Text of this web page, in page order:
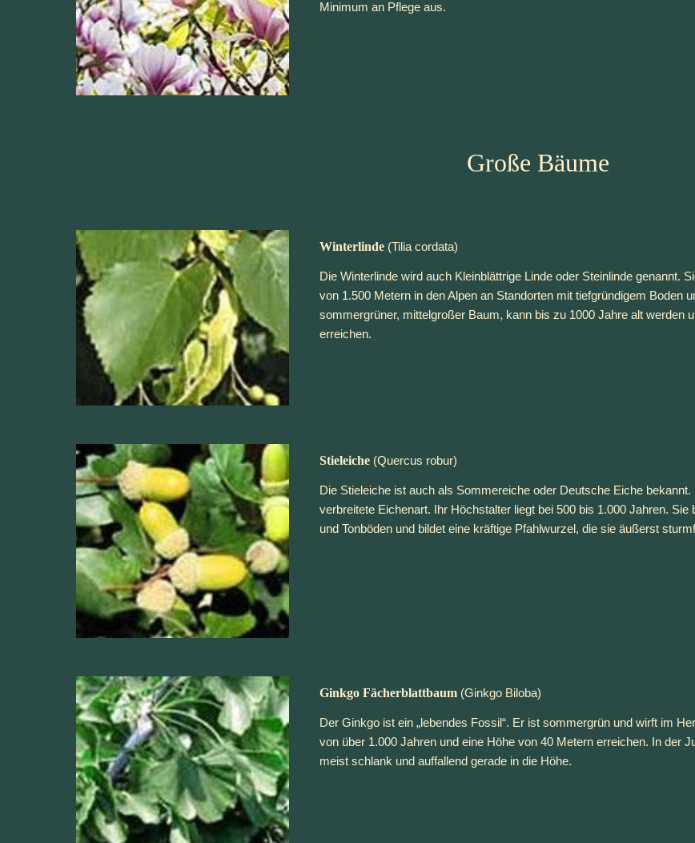
Minimum an Pflege aus.
Große Bäume
Winterlinde (Tilia cordata)
Die Winterlinde wird auch Kleinblättrige Linde oder Steinlinde genannt.
von 1.500 Metern in den Alpen an Standorten mit tiefgründigem Boden
sommergrüner, mittelgroßer Baum, kann bis zu 1000 Jahre alt werden
erreichen.
Stieleiche (Quercus robur)
Die Stieleiche ist auch als Sommereiche oder Deutsche Eiche
verbreitete Eichenart. Ihr Höchstalter liegt bei 500 bis 1.000 Jahren.
und Tonböden und bildet eine kräftige Pfahlwurzel, die sie äußerst
Ginkgo Fächerblattbaum (Ginkgo Biloba)
Der Ginkgo ist ein „lebendes Fossil“. Er ist sommergrün und wirft im
von über 1.000 Jahren und eine Höhe von 40 Metern erreichen. In der
meist schlank und auffallend gerade in die Höhe.